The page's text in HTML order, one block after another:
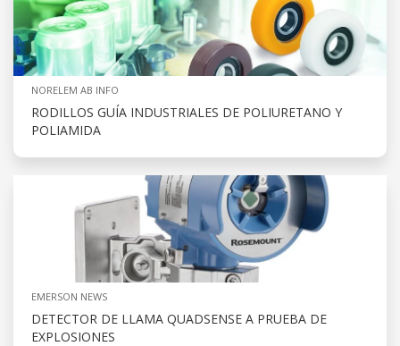
NORELEM AB INFO
RODILLOS GUÍA INDUSTRIALES DE POLIURETANO Y
POLIAMIDA
EMERSON NEWS
DETECTOR DE LLAMA QUADSENSE A PRUEBA DE
EXPLOSIONES